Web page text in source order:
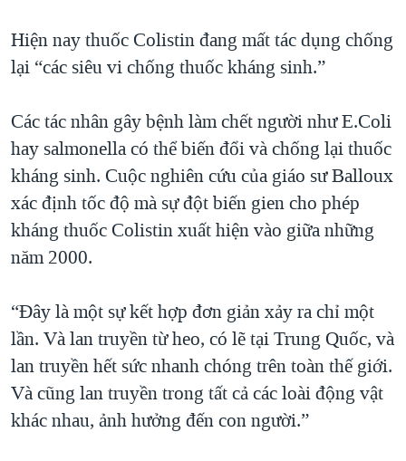
Hiện nay thuốc Colistin đang mất tác dụng chống
lại “các siêu vi chống thuốc kháng sinh.”
Các tác nhân gây bệnh làm chết người như E.Coli
hay salmonella có thể biến đổi và chống lại thuốc
kháng sinh. Cuộc nghiên cứu của giáo sư Balloux
xác định tốc độ mà sự đột biến gien cho phép
kháng thuốc Colistin xuất hiện vào giữa những
năm 2000.
“Đây là một sự kết hợp đơn giản xảy ra chỉ một
lần. Và lan truyền từ heo, có lẽ tại Trung Quốc, và
lan truyền hết sức nhanh chóng trên toàn thế giới.
Và cũng lan truyền trong tất cả các loài động vật
khác nhau, ảnh hưởng đến con người.”